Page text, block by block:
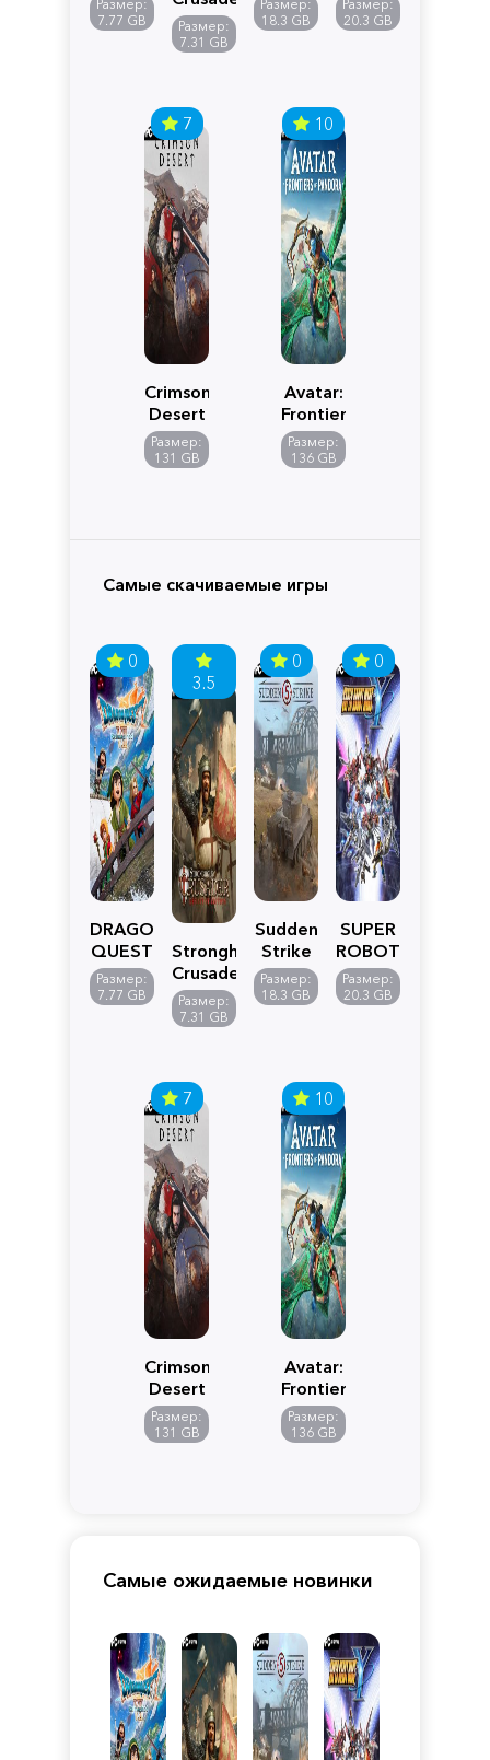
Reimagined
Размер:
7.77 GB
Definitive
Edition
Размер:
7.31 GB
Размер:
18.3 GB
Y
Размер:
20.3 GB
7
Crimson
Desert
Размер:
131 GB
10
Avatar:
Frontiers
of
Pandora
Размер:
136 GB
Самые скачиваемые игры
0
DRAGON
QUEST
VII
Reimagined
Размер:
7.77 GB
3.5
Stronghold
Crusader:
Definitive
Edition
Размер:
7.31 GB
0
Sudden
Strike
5
Размер:
18.3 GB
0
SUPER
ROBOT
WARS
Y
Размер:
20.3 GB
7
Crimson
Desert
Размер:
131 GB
10
Avatar:
Frontiers
of
Pandora
Размер:
136 GB
Самые ожидаемые новинки